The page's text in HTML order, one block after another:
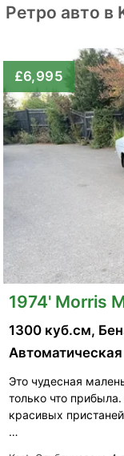
Ретро авто в
£6,995
1974' Morris
1300 куб.см,
Автоматическая
Это чудесная
только что
красивых
…